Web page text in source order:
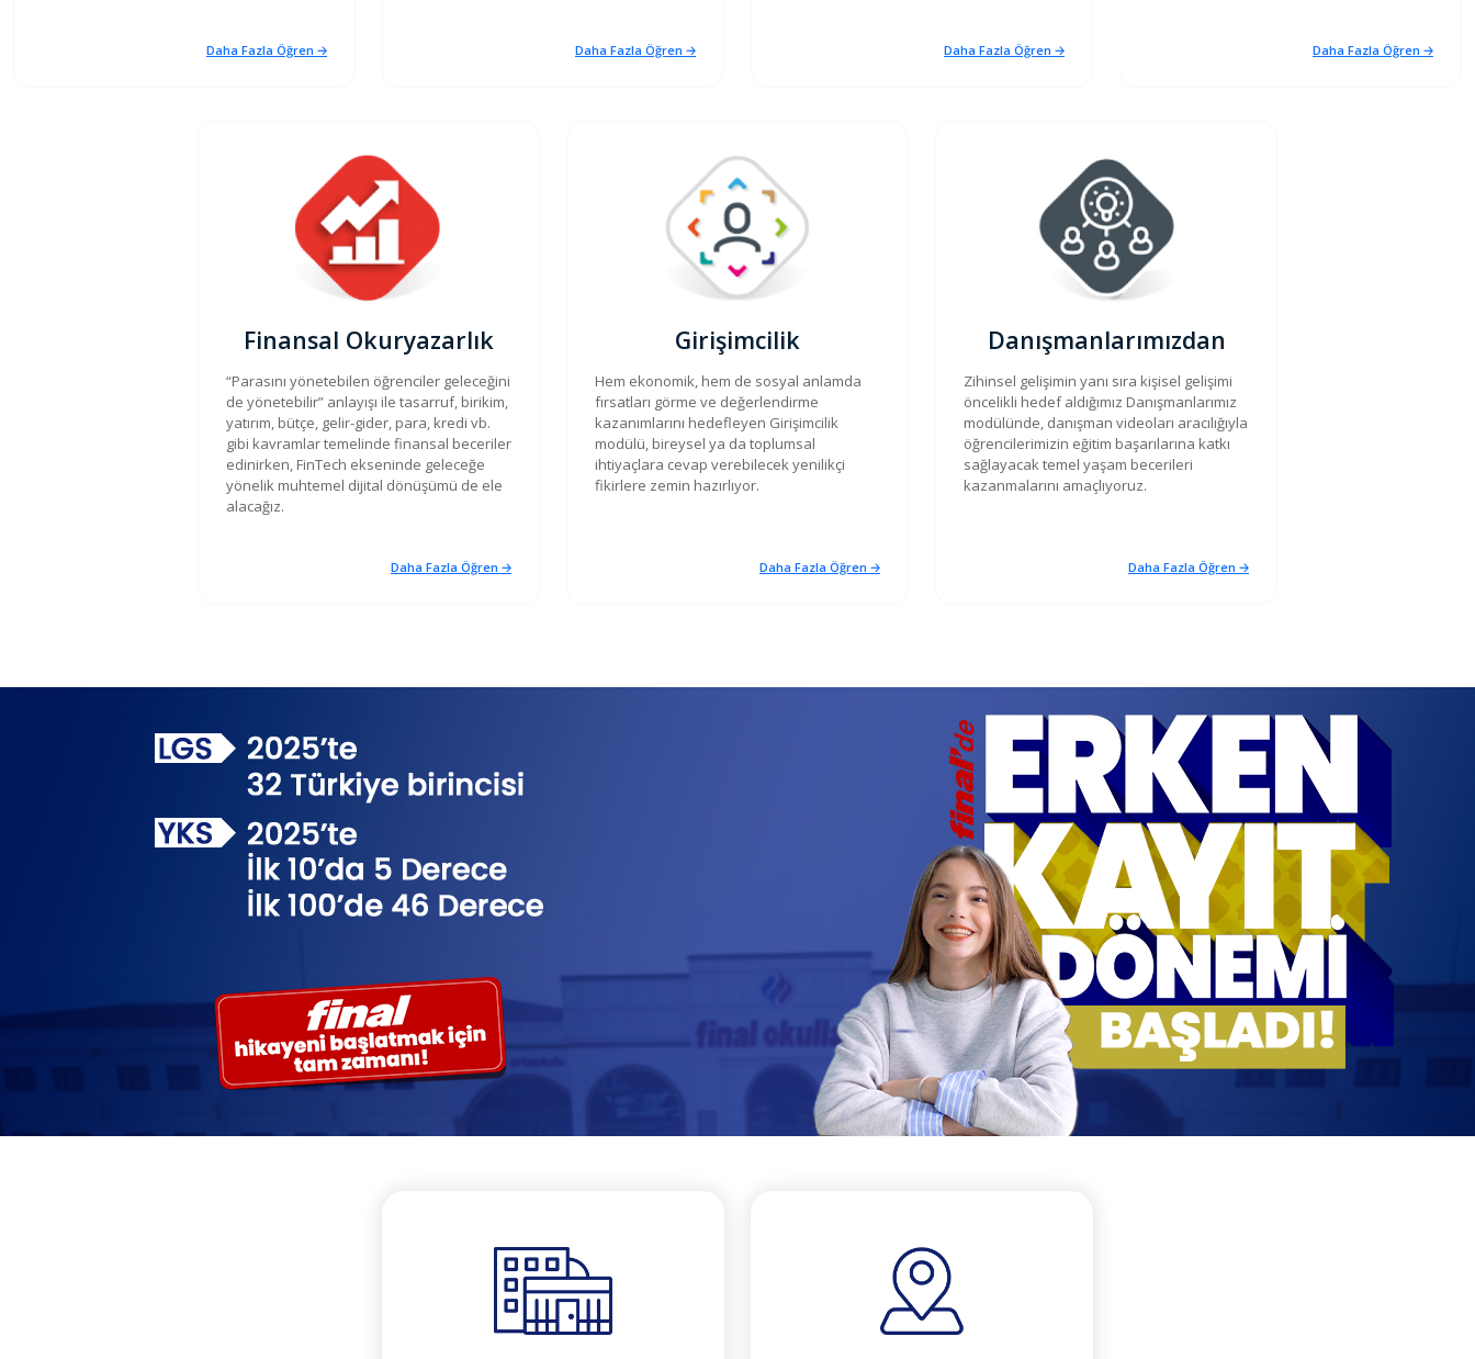
Daha Fazla Öğren 🡢 Daha Fazla Öğren 🡢 Daha Fazla Öğren 🡢 Daha Fazla Öğren 🡢
Finansal Okuryazarlık
“Parasını yönetebilen öğrenciler geleceğini
de yönetebilir” anlayışı ile tasarruf, birikim,
yatırım, bütçe, gelir-gider, para, kredi vb.
gibi kavramlar temelinde finansal beceriler
edinirken, FinTech ekseninde geleceğe
yönelik muhtemel dijital dönüşümü de ele
alacağız.
Daha Fazla Öğren 🡢
Girişimcilik
Hem ekonomik, hem de sosyal anlamda
fırsatları görme ve değerlendirme
kazanımlarını hedefleyen Girişimcilik
modülü, bireysel ya da toplumsal
ihtiyaçlara cevap verebilecek yenilikçi
fikirlere zemin hazırlıyor.
Daha Fazla Öğren 🡢
Danışmanlarımızdan
Zihinsel gelişimin yanı sıra kişisel gelişimi
öncelikli hedef aldığımız Danışmanlarımız
modülünde, danışman videoları aracılığıyla
öğrencilerimizin eğitim başarılarına katkı
sağlayacak temel yaşam becerileri
kazanmalarını amaçlıyoruz.
Daha Fazla Öğren 🡢